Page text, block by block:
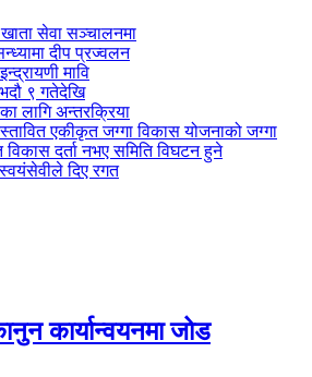
सेवा सञ्चालनमा
दीप प्रज्वलन
मावि
९ गतेदेखि
लागि अन्तरक्रिया
एकीकृत जग्गा विकास योजनाको जग्गा
विकास दर्ता नभए समिति विघटन हुने
दिए रगत
कार्यान्वयनमा जोड